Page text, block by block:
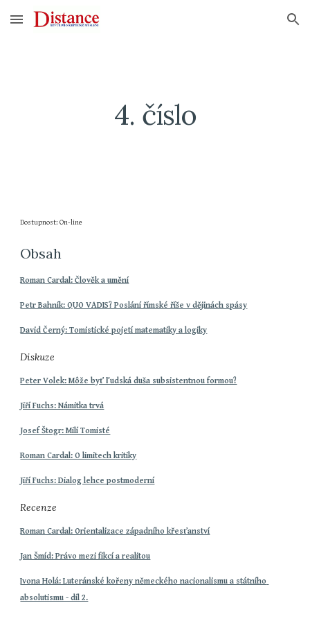
Skip to main content Skip to navigation
4. číslo
Dostupnost: On-line
Obsah
Roman Cardal: Člověk a umění
Petr Bahník: QUO VADIS? Poslání římské říše v dějinách spásy
David Černý: Tomistické pojetí matematiky a logiky
Diskuze
Peter Volek: Môže byť ľudská duša subsistentnou formou?
Jiří Fuchs: Námitka trvá
Josef Štogr: Milí Tomisté
Roman Cardal: O limitech kritiky
Jiří Fuchs: Dialog lehce postmoderní
Recenze
Roman Cardal: Orientalizace západního křesťanství
Jan Šmíd: Právo mezi fikcí a realitou
Ivona Holá: Luteránské kořeny německého nacionalismu a státního
absolutismu - díl 2.